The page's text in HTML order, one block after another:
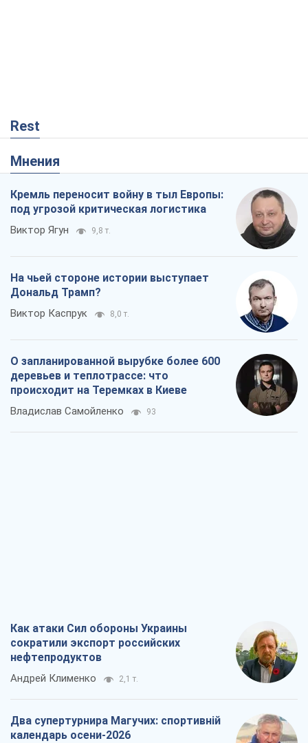
Rest
Мнения
Кремль переносит войну в тыл Европы:
под угрозой критическая логистика
Виктор Ягун 9,8 т.
На чьей стороне истории выступает
Дональд Трамп?
Виктор Каспрук 8,0 т.
О запланированной вырубке более 600
деревьев и теплотрассе: что
происходит на Теремках в Киеве
Владислав Самойленко 93
Как атаки Сил обороны Украины
сократили экспорт российских
нефтепродуктов
Андрей Клименко 2,1 т.
Два супертурнира Магучих: спортивній
календарь осени-2026